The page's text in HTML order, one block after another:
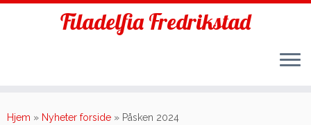
to
Filadelfia Fredrikstad
Hjem » Nyheter forside » Påsken 2024